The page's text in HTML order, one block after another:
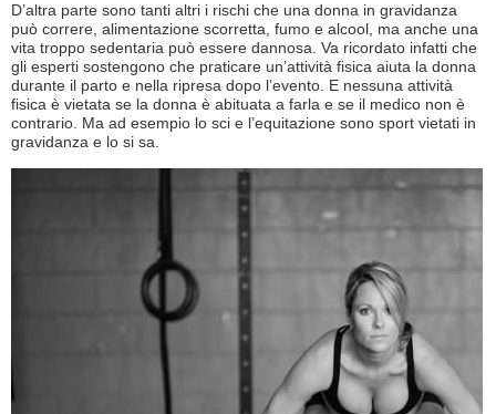
D’altra parte sono tanti altri i rischi che una donna in gravidanza
può correre, alimentazione scorretta, fumo e alcool, ma anche una
vita troppo sedentaria può essere dannosa. Va ricordato infatti che
gli esperti sostengono che praticare un’attività fisica aiuta la donna
durante il parto e nella ripresa dopo l’evento. E nessuna attività
fisica è vietata se la donna è abituata a farla e se il medico non è
contrario. Ma ad esempio lo sci e l’equitazione sono sport vietati in
gravidanza e lo si sa.